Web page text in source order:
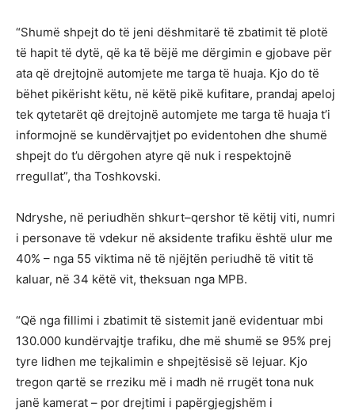
“Shumë shpejt do të jeni dëshmitarë të zbatimit të plotë
të hapit të dytë, që ka të bëjë me dërgimin e gjobave për
ata që drejtojnë automjete me targa të huaja. Kjo do të
bëhet pikërisht këtu, në këtë pikë kufitare, prandaj apeloj
tek qytetarët që drejtojnë automjete me targa të huaja t’i
informojnë se kundërvajtjet po evidentohen dhe shumë
shpejt do t’u dërgohen atyre që nuk i respektojnë
rregullat”, tha Toshkovski.
Ndryshe, në periudhën shkurt–qershor të këtij viti, numri
i personave të vdekur në aksidente trafiku është ulur me
40% – nga 55 viktima në të njëjtën periudhë të vitit të
kaluar, në 34 këtë vit, theksuan nga MPB.
“Që nga fillimi i zbatimit të sistemit janë evidentuar mbi
130.000 kundërvajtje trafiku, dhe më shumë se 95% prej
tyre lidhen me tejkalimin e shpejtësisë së lejuar. Kjo
tregon qartë se rreziku më i madh në rrugët tona nuk
janë kamerat – por drejtimi i papërgjegjshëm i